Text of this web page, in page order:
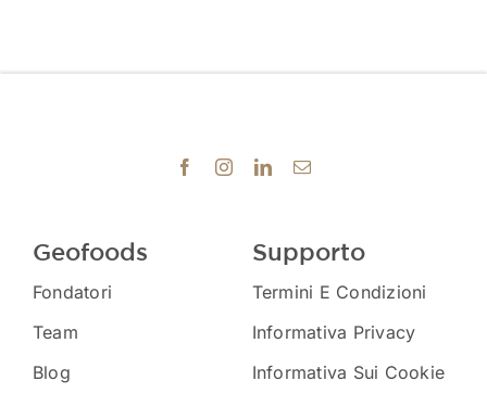
Geofoods
Fondatori
Team
Blog
Supporto
Termini E Condizioni
Informativa Privacy
Informativa Sui Cookie